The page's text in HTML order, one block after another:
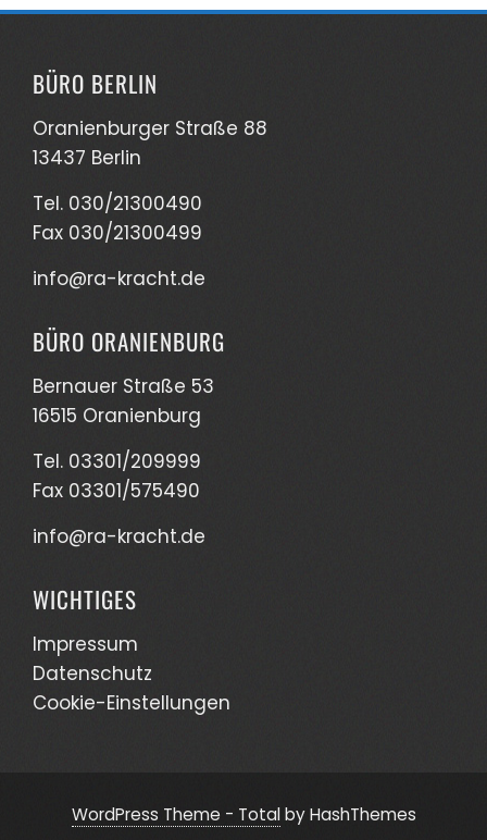
BÜRO BERLIN
Oranienburger Straße 88
13437 Berlin
Tel. 030/21300490
Fax 030/21300499
info@ra-kracht.de
BÜRO ORANIENBURG
Bernauer Straße 53
16515 Oranienburg
Tel. 03301/209999
Fax 03301/575490
info@ra-kracht.de
WICHTIGES
Impressum
Datenschutz
Cookie-Einstellungen
WordPress Theme - Total by HashThemes